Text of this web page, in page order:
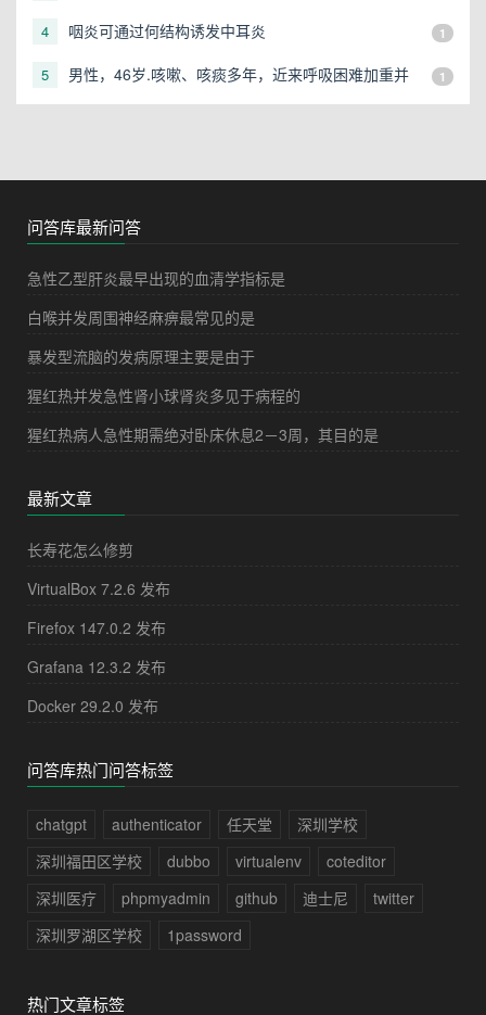
4 咽炎可通过何结构诱发中耳炎 1
5
男性，46岁.咳嗽、咳痰多年，近来呼吸困难加重并
伴双下肢浮肿，心电图显示右室肥大.应考虑为
1
问答库最新问答
急性乙型肝炎最早出现的血清学指标是
白喉并发周围神经麻痹最常见的是
暴发型流脑的发病原理主要是由于
猩红热并发急性肾小球肾炎多见于病程的
猩红热病人急性期需绝对卧床休息2－3周，其目的是
最新文章
长寿花怎么修剪
VirtualBox 7.2.6 发布
Firefox 147.0.2 发布
Grafana 12.3.2 发布
Docker 29.2.0 发布
问答库热门问答标签
chatgpt authenticator 任天堂
深圳学校
深圳福田区学校
dubbo virtualenv
coteditor
深圳医疗
phpmyadmin github 迪士尼
twitter
深圳罗湖区学校
1password
热门文章标签